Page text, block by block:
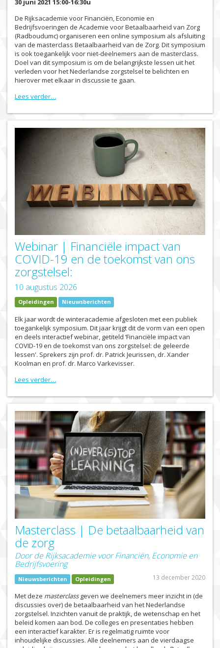
30 juni 2021 15:00-16:30u
De Rijksacademie voor Financiën, Economie en
Bedrijfsvoeringen de Academie voor Betaalbaarheid van Zorg
(Radboudumc) organiseren een online symposium als afsluiting
van de masterclass Betaalbaarheid van de Zorg. Dit symposium
is ook toegankelijk voor niet-deelnemers aan de masterclass.
Doel van dit symposium is om de belangrijkste lessen uit het
verleden voor het Nederlandse zorgstelsel te belichten en
hierover met elkaar in discussie te gaan.
Lees verder…
Webinar | Financiële impact van
COVID-19 en de toekomst van ons
zorgstelsel:
10 augustus 2026
Opleidingen Nieuwsberichten
Elk jaar wordt de winteracademie afgesloten met een publiek
toegankelijk symposium. Dit jaar krijgt dit de vorm van een open
en deels interactief webinar, getiteld ‘Financiële impact van
COVID-19 en de toekomst van ons zorgstelsel: de geleerde
lessen'. Sprekers zijn prof. dr. Patrick Jeurissen, dr. Xander
Koolman en prof. dr. Marco Varkevisser.
Lees verder…
Masterclass | De betaalbaarheid van
de zorg
Door de Rijksacademie voor Financiën, Economie en
Bedrijfsvoering
13 december 2020
Nieuwsberichten Opleidingen
Met deze masterclassgeven we deelnemers meer inzicht in (de
discussies over) de betaalbaarheid van het Nederlandse
zorgstelsel. Inzichten vanuit de praktijk, de wetenschap en het
beleid komen aan bod. De colleges en presentaties hebben
een interactief karakter. Er is regelmatig ruimte voor
inhoudelijke discussies. Alle deelnemers aan de vierdaagse